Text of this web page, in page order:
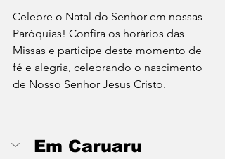
Celebre o Natal do Senhor em nossas
Paróquias! Confira os horários das
Missas e participe deste momento de
fé e alegria, celebrando o nascimento
de Nosso Senhor Jesus Cristo.
Em Caruaru